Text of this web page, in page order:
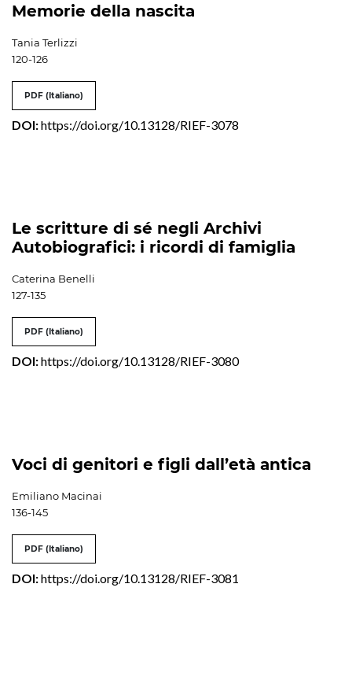
Memorie della nascita
Tania Terlizzi
120-126
PDF (Italiano)
DOI:https://doi.org/10.13128/RIEF-3078
Le scritture di sé negli Archivi
Autobiografici: i ricordi di famiglia
Caterina Benelli
127-135
PDF (Italiano)
DOI:https://doi.org/10.13128/RIEF-3080
Voci di genitori e figli dall’età antica
Emiliano Macinai
136-145
PDF (Italiano)
DOI:https://doi.org/10.13128/RIEF-3081